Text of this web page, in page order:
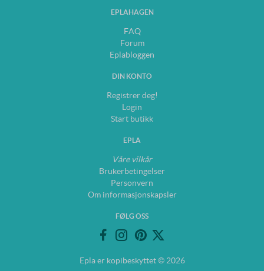
EPLAHAGEN
FAQ
Forum
Eplabloggen
DIN KONTO
Registrer deg!
Login
Start butikk
EPLA
Våre vilkår
Brukerbetingelser
Personvern
Om informasjonskapsler
FØLG OSS
Epla er kopibeskyttet © 2026